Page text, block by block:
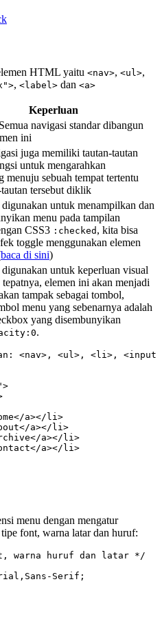
HTML yaitu <nav>, <ul>,
, <label> dan <a>
Keperluan
navigasi standar dibangun
ini
juga memiliki tautan-tautan
untuk mengarahkan
menuju sebuah tempat tertentu
tautan tersebut diklik
untuk menampilkan dan
menu pada tampilan
CSS3 :checked , kita bisa
toggle menggunakan elemen
baca di sini)
untuk keperluan visual
elemen ini akan menjadi
tampak sebagai tombol,
menu yang sebenarnya adalah
yang disembunyikan
.
<nav>, <ul>, <li>, <input
a></li>
a></li>
a></li>
a></li>
menu dengan mengatur
font, warna latar dan huruf:
warna huruf dan latar */
Serif;